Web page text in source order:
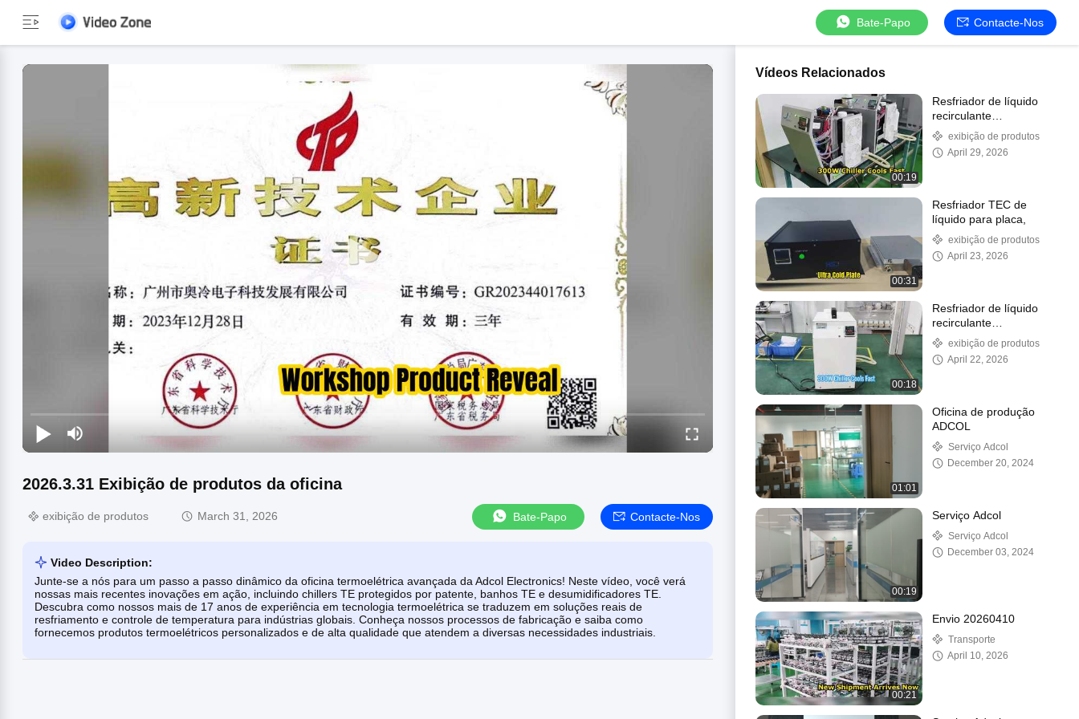
Bate-Papo Contacte-Nos
2026.3.31 Exibição de produtos da oficina
exibição de produtos March 31, 2026 Bate-Papo Contacte-Nos
Video Description:
Junte-se a nós para um passo a passo dinâmico da oficina termoelétrica avançada da Adcol Electronics! Neste vídeo, você verá
nossas mais recentes inovações em ação, incluindo chillers TE protegidos por patente, banhos TE e desumidificadores TE.
Descubra como nossos mais de 17 anos de experiência em tecnologia termoelétrica se traduzem em soluções reais de
resfriamento e controle de temperatura para indústrias globais. Conheça nossos processos de fabricação e saiba como
fornecemos produtos termoelétricos personalizados e de alta qualidade que atendem a diversas necessidades industriais.
Vídeos Relacionados
00:19
Resfriador de líquido
recirculante
termoelétrico 300W
exibição de produtos
April 29, 2026
00:31
Resfriador TEC de
líquido para placa,
exibição de produtos
April 23, 2026
00:18
Resfriador de líquido
recirculante
termoelétrico 300W
com cobertura branca
exibição de produtos
April 22, 2026
01:01
Oficina de produção
ADCOL
Serviço Adcol
December 20, 2024
00:19
Serviço Adcol
Serviço Adcol
December 03, 2024
00:21
Envio 20260410
Transporte
April 10, 2026